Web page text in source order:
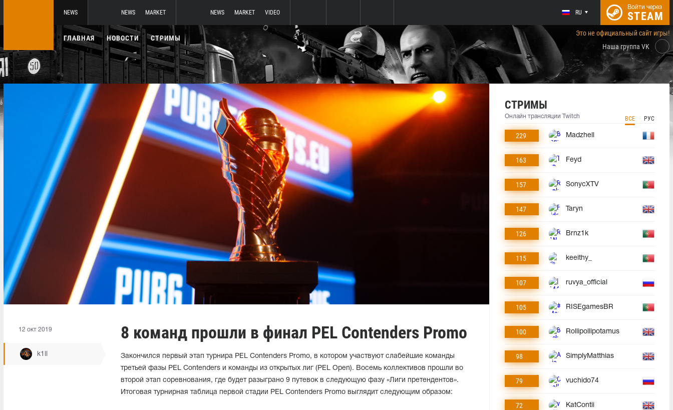
NEWS NEWS MARKET NEWS MARKET VIDEO RU
Войти через
STEAM
ГЛАВНАЯ НОВОСТИ СТРИМЫ
Это не официальный сайт игры!
Наша группа VK
12 окт 2019
k1ll
8 команд прошли в финал PEL Contenders Promo
Закончился первый этап турнира PEL Contenders Promo, в котором участвуют слабейшие команды
третьей фазы PEL Contenders и команды из открытых лиг (PEL Open). Восемь коллективов прошли во
второй этап соревнования, где будет разыграно 9 путевок в следующую фазу «Лиги претендентов».
Итоговая турнирная таблица первой стадии PEL Contenders Promo выглядит следующим образом:
СТРИМЫ
Онлайн трансляции Twitch ВСЕ РУС
229 Madzhell
163 Feyd
157 SonycXTV
147 Taryn
126 Brnz1k
115 keeithy_
107 ruvya_official
105 RISEgamesBR
100 Rollipollipotamus
98 SimplyMatthias
79 vuchido74
72 KatContii